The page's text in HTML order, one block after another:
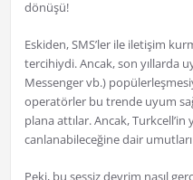
dönüşü!
Eskiden, SMS’ler ile iletişim
tercihiydi. Ancak, son yıllarda
Messenger vb.)
operatörler bu trende uyum
plana attılar. Ancak,
canlanabileceğine dair
Peki, bu sessiz devrim nasıl